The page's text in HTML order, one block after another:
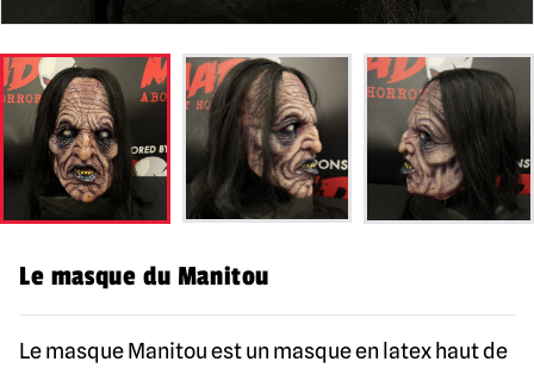
Le masque du Manitou
Le masque Manitou est un masque en latex haut de